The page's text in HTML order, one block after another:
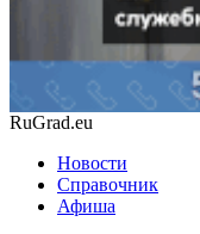
RuGrad.eu
Новости
Справочник
Афиша